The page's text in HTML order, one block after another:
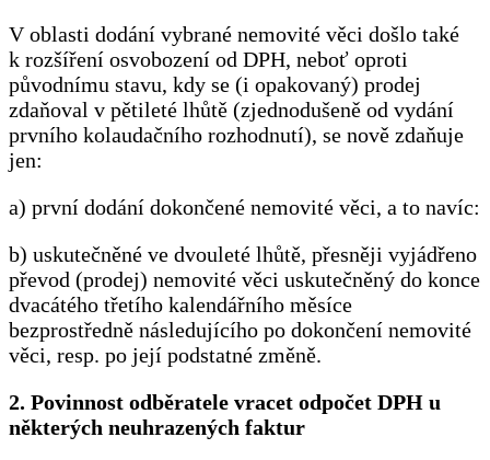
V oblasti dodání vybrané nemovité věci došlo také
k rozšíření osvobození od DPH, neboť oproti
původnímu stavu, kdy se (i opakovaný) prodej
zdaňoval v pětileté lhůtě (zjednodušeně od vydání
prvního kolaudačního rozhodnutí), se nově zdaňuje
jen:
a) první dodání dokončené nemovité věci, a to navíc:
b) uskutečněné ve dvouleté lhůtě, přesněji vyjádřeno
převod (prodej) nemovité věci uskutečněný do konce
dvacátého třetího kalendářního měsíce
bezprostředně následujícího po dokončení nemovité
věci, resp. po její podstatné změně.
2. Povinnost odběratele vracet odpočet DPH u
některých neuhrazených faktur